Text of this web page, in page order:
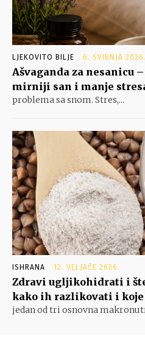
LJEKOVITO BILJE 6. SVIBNJA 2026.
Ašvaganda za nesanicu
mirniji san i manje
problema sa snom. Stres,...
ISHRANA 12. VELJAČE 2026.
Zdravi ugljikohidrati i
kako ih razlikovati i
jedan od tri osnovna